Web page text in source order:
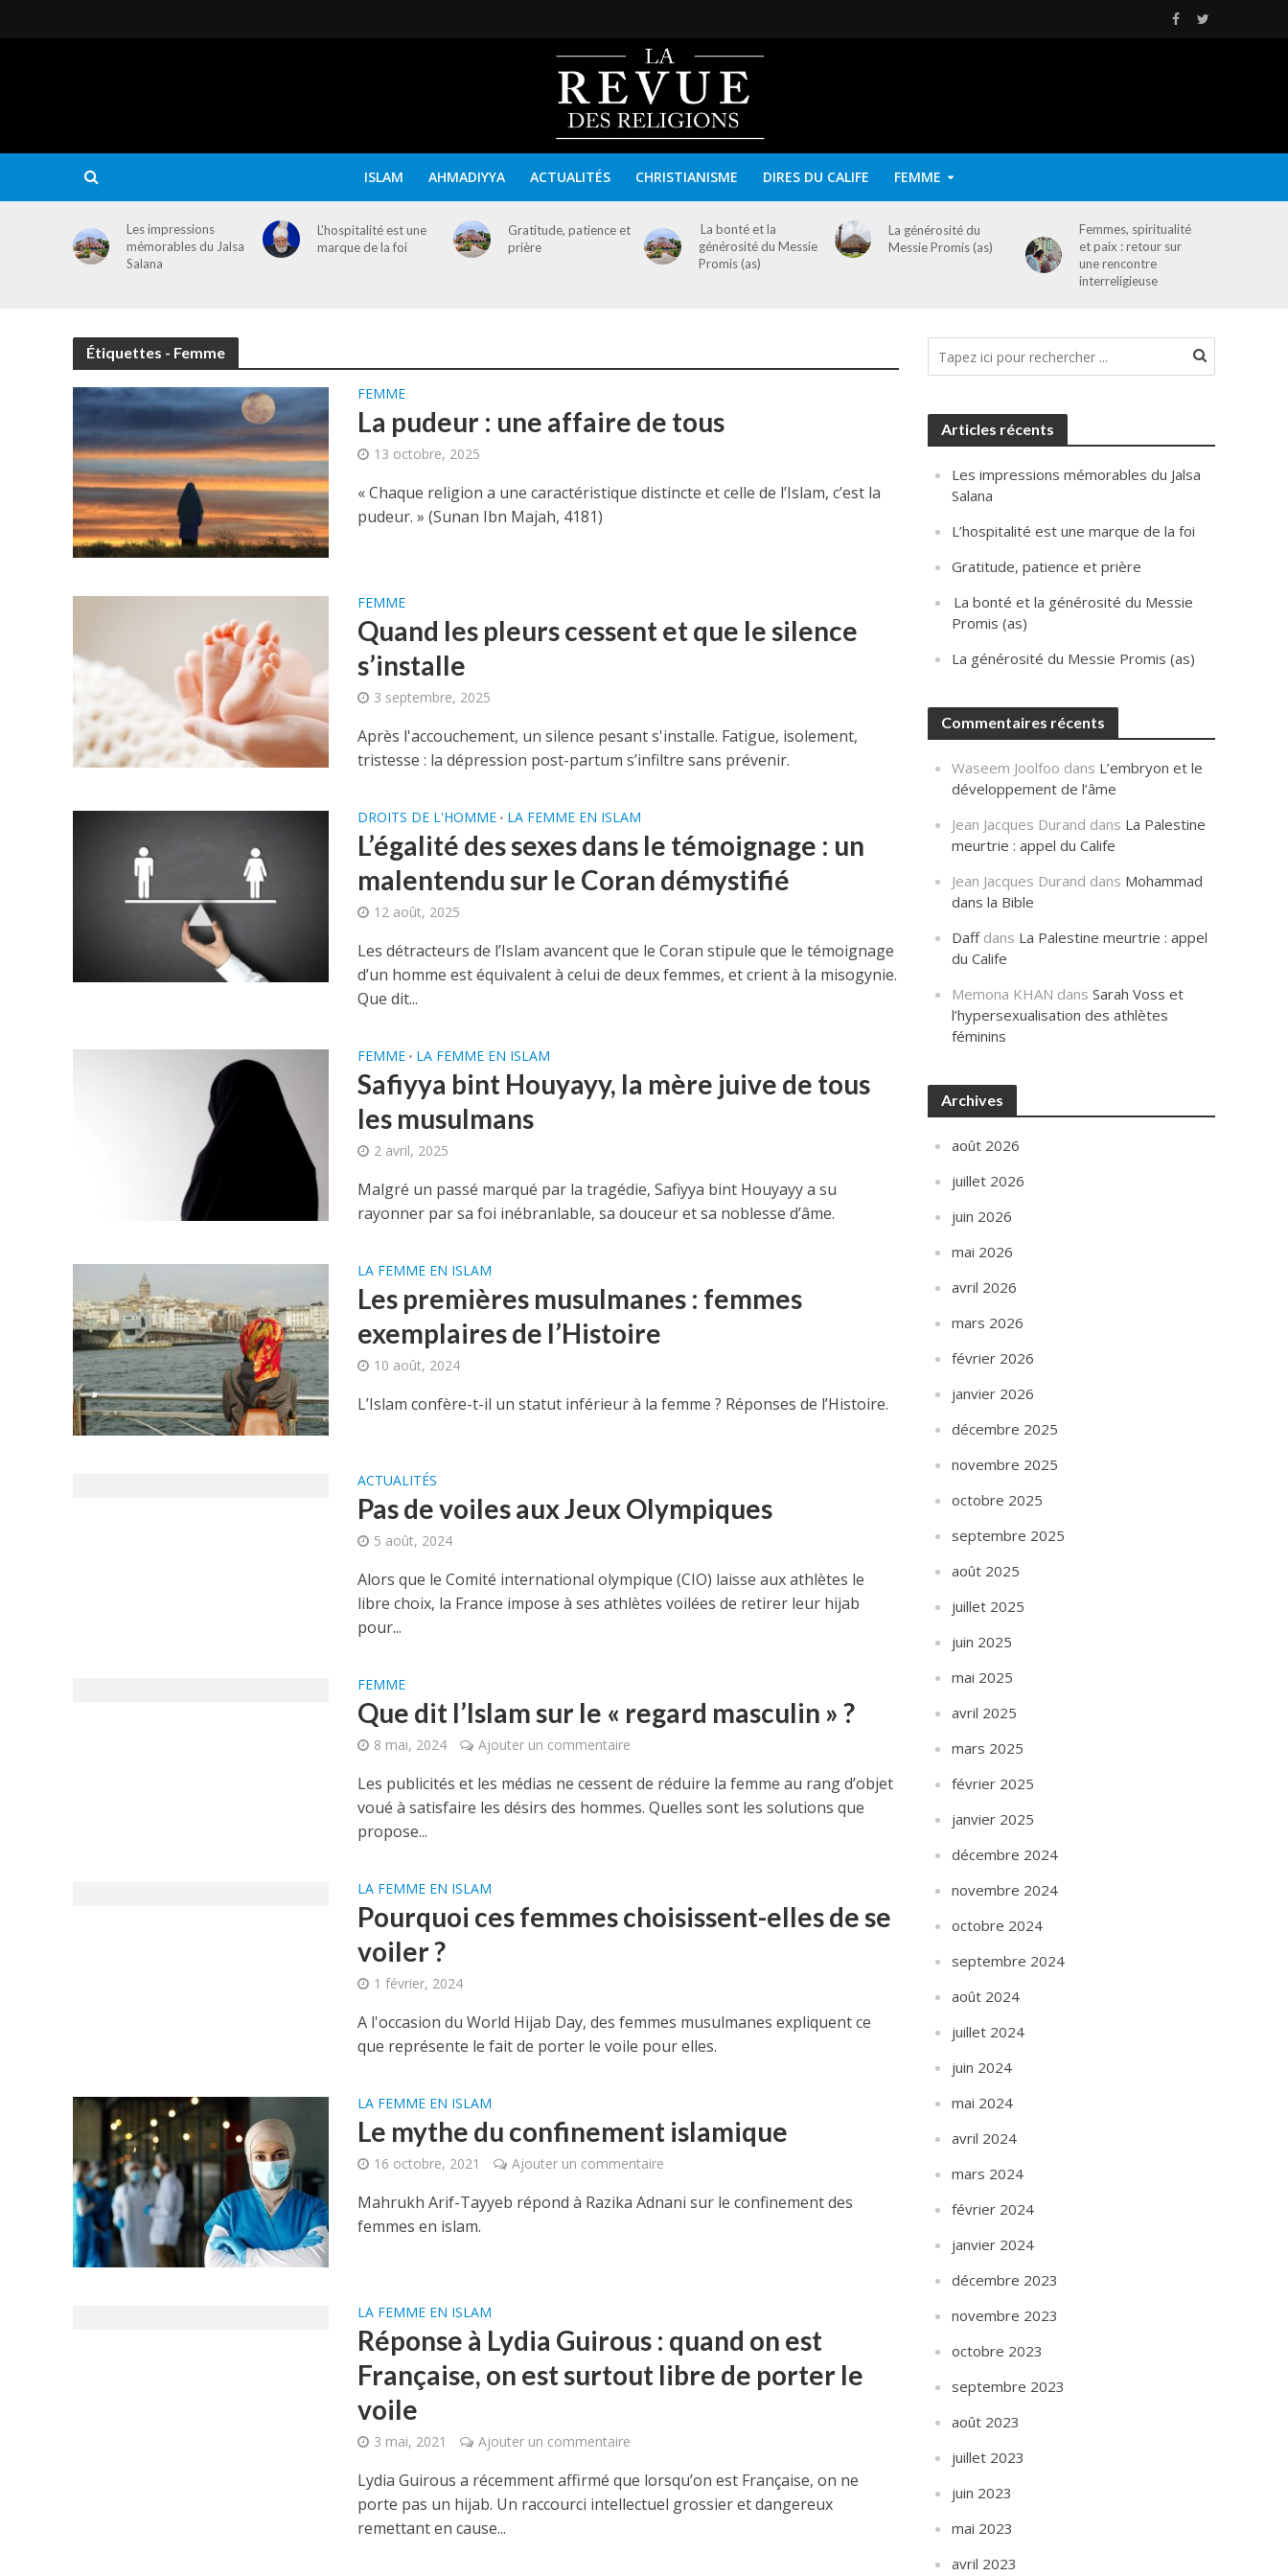
ISLAM AHMADIYYA ACTUALITÉS CHRISTIANISME DIRES DU CALIFE FEMME
Les impressions
mémorables du Jalsa
Salana
L’hospitalité est une
marque de la foi
Gratitude, patience et
prière
La bonté et la
générosité du Messie
Promis (as)
La générosité du
Messie Promis (as)
Femmes, spiritualité
et paix : retour sur
une rencontre
interreligieuse
Étiquettes - Femme
FEMME
La pudeur : une affaire de tous
13 octobre, 2025
« Chaque religion a une caractéristique distincte et celle de l’Islam, c’est la
pudeur. » (Sunan Ibn Majah, 4181)
FEMME
Quand les pleurs cessent et que le silence
s’installe
3 septembre, 2025
Après l'accouchement, un silence pesant s'installe. Fatigue, isolement,
tristesse : la dépression post-partum s’infiltre sans prévenir.
DROITS DE L'HOMME • LA FEMME EN ISLAM
L’égalité des sexes dans le témoignage : un
malentendu sur le Coran démystifié
12 août, 2025
Les détracteurs de l’Islam avancent que le Coran stipule que le témoignage
d’un homme est équivalent à celui de deux femmes, et crient à la misogynie.
Que dit...
FEMME • LA FEMME EN ISLAM
Safiyya bint Houyayy, la mère juive de tous
les musulmans
2 avril, 2025
Malgré un passé marqué par la tragédie, Safiyya bint Houyayy a su
rayonner par sa foi inébranlable, sa douceur et sa noblesse d’âme.
LA FEMME EN ISLAM
Les premières musulmanes : femmes
exemplaires de l’Histoire
10 août, 2024
L’Islam confère-t-il un statut inférieur à la femme ? Réponses de l’Histoire.
ACTUALITÉS
Pas de voiles aux Jeux Olympiques
5 août, 2024
Alors que le Comité international olympique (CIO) laisse aux athlètes le
libre choix, la France impose à ses athlètes voilées de retirer leur hijab
pour...
FEMME
Que dit l’Islam sur le « regard masculin » ?
8 mai, 2024 Ajouter un commentaire
Les publicités et les médias ne cessent de réduire la femme au rang d’objet
voué à satisfaire les désirs des hommes. Quelles sont les solutions que
propose...
LA FEMME EN ISLAM
Pourquoi ces femmes choisissent-elles de se
voiler ?
1 février, 2024
A l'occasion du World Hijab Day, des femmes musulmanes expliquent ce
que représente le fait de porter le voile pour elles.
LA FEMME EN ISLAM
Le mythe du confinement islamique
16 octobre, 2021 Ajouter un commentaire
Mahrukh Arif-Tayyeb répond à Razika Adnani sur le confinement des
femmes en islam.
LA FEMME EN ISLAM
Réponse à Lydia Guirous : quand on est
Française, on est surtout libre de porter le
voile
3 mai, 2021 Ajouter un commentaire
Lydia Guirous a récemment affirmé que lorsqu’on est Française, on ne
porte pas un hijab. Un raccourci intellectuel grossier et dangereux
remettant en cause...
Articles récents
Les impressions mémorables du Jalsa
Salana
L’hospitalité est une marque de la foi
Gratitude, patience et prière
La bonté et la générosité du Messie
Promis (as)
La générosité du Messie Promis (as)
Commentaires récents
Waseem Joolfoo dans L’embryon et le
développement de l’âme
Jean Jacques Durand dans La Palestine
meurtrie : appel du Calife
Jean Jacques Durand dans Mohammad
dans la Bible
Daffdans La Palestine meurtrie : appel
du Calife
Memona KHAN dansSarah Voss et
l’hypersexualisation des athlètes
féminins
Archives
août 2026
juillet 2026
juin 2026
mai 2026
avril 2026
mars 2026
février 2026
janvier 2026
décembre 2025
novembre 2025
octobre 2025
septembre 2025
août 2025
juillet 2025
juin 2025
mai 2025
avril 2025
mars 2025
février 2025
janvier 2025
décembre 2024
novembre 2024
octobre 2024
septembre 2024
août 2024
juillet 2024
juin 2024
mai 2024
avril 2024
mars 2024
février 2024
janvier 2024
décembre 2023
novembre 2023
octobre 2023
septembre 2023
août 2023
juillet 2023
juin 2023
mai 2023
avril 2023